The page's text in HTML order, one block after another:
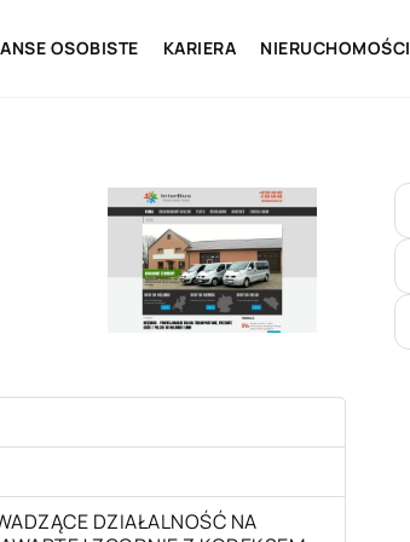
OSOBISTE KARIERA NIERUCHOMOŚCI
DZIAŁALNOŚĆ NA